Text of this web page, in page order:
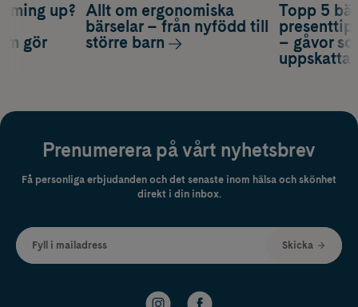
Topp 5
– gåvor
up?
gör
Allt om ergonomiska
bärselar – från nyfödd till
större barn
Prenumerera på vårt nyhetsbrev
Få personliga erbjudanden och det senaste inom hälsa och skönhet
direkt i din inbox.
Fyll i mailadress Skicka